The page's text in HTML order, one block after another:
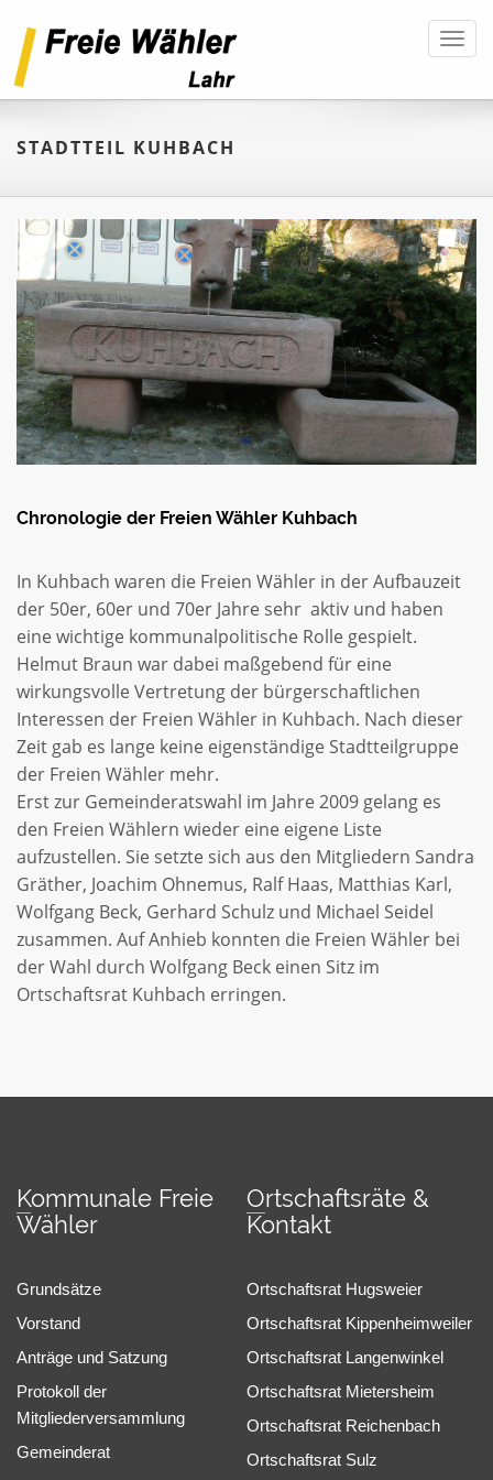
STADTTEIL KUHBACH
Chronologie der Freien Wähler Kuhbach
In Kuhbach waren die Freien Wähler in der Aufbauzeit
der 50er, 60er und 70er Jahre sehr aktiv und haben
eine wichtige kommunalpolitische Rolle gespielt.
Helmut Braun war dabei maßgebend für eine
wirkungsvolle Vertretung der bürgerschaftlichen
Interessen der Freien Wähler in Kuhbach. Nach dieser
Zeit gab es lange keine eigenständige Stadtteilgruppe
der Freien Wähler mehr.
Erst zur Gemeinderatswahl im Jahre 2009 gelang es
den Freien Wählern wieder eine eigene Liste
aufzustellen. Sie setzte sich aus den Mitgliedern Sandra
Gräther, Joachim Ohnemus, Ralf Haas, Matthias Karl,
Wolfgang Beck, Gerhard Schulz und Michael Seidel
zusammen. Auf Anhieb konnten die Freien Wähler bei
der Wahl durch Wolfgang Beck einen Sitz im
Ortschaftsrat Kuhbach erringen.
Kommunale Freie
Wähler
Grundsätze
Vorstand
Anträge und Satzung
Protokoll der
Mitgliederversammlung
Gemeinderat
Ortschaftsräte &
Kontakt
Ortschaftsrat Hugsweier
Ortschaftsrat Kippenheimweiler
Ortschaftsrat Langenwinkel
Ortschaftsrat Mietersheim
Ortschaftsrat Reichenbach
Ortschaftsrat Sulz